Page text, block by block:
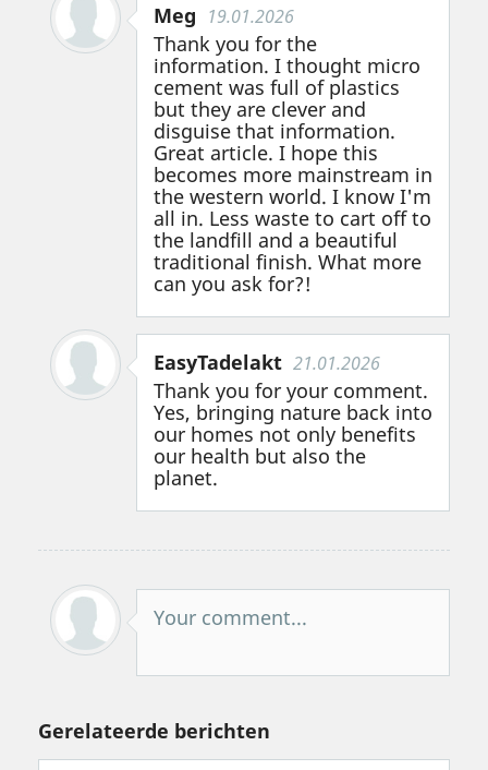
Meg 19.01.2026
Thank you for the
information. I thought micro
cement was full of plastics
but they are clever and
disguise that information.
Great article. I hope this
becomes more mainstream in
the western world. I know I'm
all in. Less waste to cart off to
the landfill and a beautiful
traditional finish. What more
can you ask for?!
EasyTadelakt 21.01.2026
Thank you for your comment.
Yes, bringing nature back into
our homes not only benefits
our health but also the
planet.
Your comment...
Gerelateerde berichten